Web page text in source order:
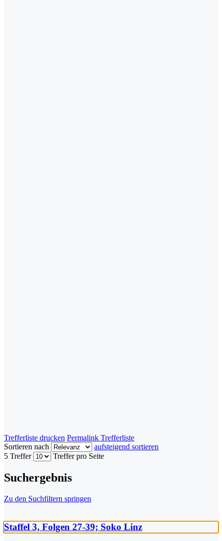
Trefferliste drucken Permalink Trefferliste
Sortieren nach
aufsteigend sortieren
5 Treffer
Treffer pro Seite
Suchergebnis
Zu den Suchfiltern springen
Staffel 3, Folgen 27-39; Soko Linz